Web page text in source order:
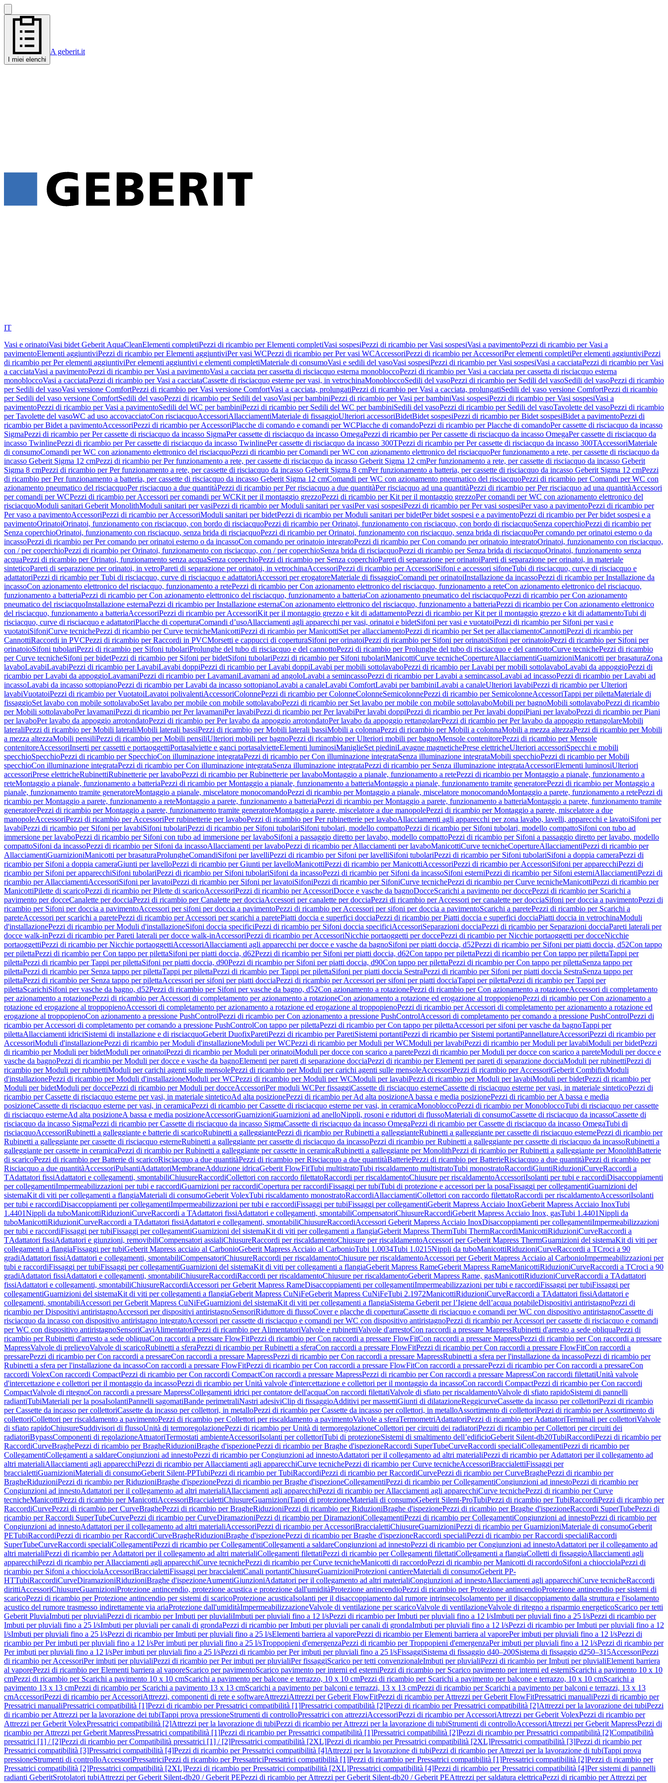
I miei elenchi
A geberit.it
IT
Vasi e orinatoiVasi bidet Geberit AquaCleanElementi completiPezzi di ricambio per Elementi completiVasi sospesiPezzi di ricambio per Vasi sospesiVasi a pavimentoPezzi di ricambio per Vasi a
pavimentoElementi aggiuntiviPezzi di ricambio per Elementi aggiuntiviPer vasi WCPezzi di ricambio per Per vasi WCAccessoriPezzi di ricambio per AccessoriPer elementi completiPer elementi aggiuntiviPezzi
di ricambio per Per elementi aggiuntiviPer elementi aggiuntivi e elementi completiMateriale di consumoVasi e sedili del vasoVasi sospesiPezzi di ricambio per Vasi sospesiVasi a cacciataPezzi di ricambio per Vasi
a cacciataVasi a pavimentoPezzi di ricambio per Vasi a pavimentoVasi a cacciata per cassetta di risciacquo esterna monobloccoPezzi di ricambio per Vasi a cacciata per cassetta di risciacquo esterna
monobloccoVasi a cacciataPezzi di ricambio per Vasi a cacciataCassette di risciacquo esterne per vasi, in vetrochinaMonobloccoSedili del vasoPezzi di ricambio per Sedili del vasoSedili del vasoPezzi di ricambio
per Sedili del vasoVasi versione ComfortPezzi di ricambio per Vasi versione ComfortVasi a cacciata, prolungatiPezzi di ricambio per Vasi a cacciata, prolungatiSedili del vaso versione ComfortPezzi di ricambio
per Sedili del vaso versione ComfortSedili del vasoPezzi di ricambio per Sedili del vasoVasi per bambiniPezzi di ricambio per Vasi per bambiniVasi sospesiPezzi di ricambio per Vasi sospesiVasi a
pavimentoPezzi di ricambio per Vasi a pavimentoSedili del WC per bambiniPezzi di ricambio per Sedili del WC per bambiniSedili del vasoPezzi di ricambio per Sedili del vasoTavolette del vasoPezzi di ricambio
per Tavolette del vasoWC ad uso accovacciatoCon risciacquoAccessoriAllacciamentiMateriale di fissaggioUlteriori accessoriBidetBidet sospesiPezzi di ricambio per Bidet sospesiBidet a pavimentoPezzi di
ricambio per Bidet a pavimentoAccessoriPezzi di ricambio per AccessoriPlacche di comando e comandi per WCPlacche di comandoPezzi di ricambio per Placche di comandoPer cassette di risciacquo da incasso
SigmaPezzi di ricambio per Per cassette di risciacquo da incasso SigmaPer cassette di risciacquo da incasso OmegaPezzi di ricambio per Per cassette di risciacquo da incasso OmegaPer cassette di risciacquo da
incasso TwinlinePezzi di ricambio per Per cassette di risciacquo da incasso TwinlinePer cassette di risciacquo da incasso 300TPezzi di ricambio per Per cassette di risciacquo da incasso 300TAccessoriMateriale
di consumoComandi per WC con azionamento elettronico del risciacquoPezzi di ricambio per Comandi per WC con azionamento elettronico del risciacquoPer funzionamento a rete, per cassette di risciacquo da
incasso Geberit Sigma 12 cmPezzi di ricambio per Per funzionamento a rete, per cassette di risciacquo da incasso Geberit Sigma 12 cmPer funzionamento a rete, per cassette di risciacquo da incasso Geberit
Sigma 8 cmPezzi di ricambio per Per funzionamento a rete, per cassette di risciacquo da incasso Geberit Sigma 8 cmPer funzionamento a batteria, per cassette di risciacquo da incasso Geberit Sigma 12 cmPezzi
di ricambio per Per funzionamento a batteria, per cassette di risciacquo da incasso Geberit Sigma 12 cmComandi per WC con azionamento pneumatico del risciacquoPezzi di ricambio per Comandi per WC con
azionamento pneumatico del risciacquoPer risciacquo a due quantitàPezzi di ricambio per Per risciacquo a due quantitàPer risciacquo ad una quantitàPezzi di ricambio per Per risciacquo ad una quantitàAccessori
per comandi per WCPezzi di ricambio per Accessori per comandi per WCKit per il montaggio grezzoPezzi di ricambio per Kit per il montaggio grezzoPer comandi per WC con azionamento elettronico del
risciacquoModuli sanitari Geberit MonolithModuli sanitari per vasiPezzi di ricambio per Moduli sanitari per vasiPer vasi sospesiPezzi di ricambio per Per vasi sospesiPer vaso a pavimentoPezzi di ricambio per
Per vaso a pavimentoAccessoriPezzi di ricambio per AccessoriModuli sanitari per bidetPezzi di ricambio per Moduli sanitari per bidetPer bidet sospesi e a pavimentoPezzi di ricambio per Per bidet sospesi e a
pavimentoOrinatoiOrinatoi, funzionamento con risciacquo, con bordo di risciacquoPezzi di ricambio per Orinatoi, funzionamento con risciacquo, con bordo di risciacquoSenza coperchioPezzi di ricambio per
Senza coperchioOrinatoi, funzionamento con risciacquo, senza brida di risciacquoPezzi di ricambio per Orinatoi, funzionamento con risciacquo, senza brida di risciacquoPer comando per orinatoi esterno o da
incassoPezzi di ricambio per Per comando per orinatoi esterno o da incassoCon comando per orinatoio integratoPezzi di ricambio per Con comando per orinatoio integratoOrinatoi, funzionamento con risciacquo,
con / per coperchioPezzi di ricambio per Orinatoi, funzionamento con risciacquo, con / per coperchioSenza brida di risciacquoPezzi di ricambio per Senza brida di risciacquoOrinatoi, funzionamento senza
acquaPezzi di ricambio per Orinatoi, funzionamento senza acquaSenza coperchioPezzi di ricambio per Senza coperchioPareti di separazione per orinatoiPareti di separazione per orinatoi, in materiale
sinteticoPareti di separazione per orinatoi, in vetroPareti di separazione per orinatoi, in vetrochinaAccessoriPezzi di ricambio per AccessoriSifoni e accessori sifoneTubi di risciacquo, curve di risciacquo e
adattatoriPezzi di ricambio per Tubi di risciacquo, curve di risciacquo e adattatoriAccessori per erogatoreMateriale di fissaggioComandi per orinatoiInstallazione da incassoPezzi di ricambio per Installazione da
incassoCon azionamento elettronico del risciacquo, funzionamento a retePezzi di ricambio per Con azionamento elettronico del risciacquo, funzionamento a reteCon azionamento elettronico del risciacquo,
funzionamento a batteriaPezzi di ricambio per Con azionamento elettronico del risciacquo, funzionamento a batteriaCon azionamento pneumatico del risciacquoPezzi di ricambio per Con azionamento
pneumatico del risciacquoInstallazione esternaPezzi di ricambio per Installazione esternaCon azionamento elettronico del risciacquo, funzionamento a batteriaPezzi di ricambio per Con azionamento elettronico
del risciacquo, funzionamento a batteriaAccessoriPezzi di ricambio per AccessoriKit per il montaggio grezzo e kit di adattamentoPezzi di ricambio per Kit per il montaggio grezzo e kit di adattamentoTubi di
risciacquo, curve di risciacquo e adattatoriPlacche di coperturaComandi d’usoAllacciamenti agli apparecchi per vasi, orinatoi e bidetSifoni per vasi e vuotatoiPezzi di ricambio per Sifoni per vasi e
vuotatoiSifoniCurve tecnichePezzi di ricambio per Curve tecnicheManicottiPezzi di ricambio per ManicottiSet per allacciamentoPezzi di ricambio per Set per allacciamentoCannottiPezzi di ricambio per
CannottiRaccordi in PVCPezzi di ricambio per Raccordi in PVCMorsetti e cappucci di coperturaSifoni per orinatoiPezzi di ricambio per Sifoni per orinatoiSifoni per orinatoioPezzi di ricambio per Sifoni per
orinatoioSifoni tubolariPezzi di ricambio per Sifoni tubolariProlunghe del tubo di risciacquo e del cannottoPezzi di ricambio per Prolunghe del tubo di risciacquo e del cannottoCurve tecnichePezzi di ricambio
per Curve tecnicheSifoni per bidetPezzi di ricambio per Sifoni per bidetSifoni tubolariPezzi di ricambio per Sifoni tubolariManicottiCurve tecnicheCopertureAllacciamentiGuarnizioniManicotti per brasaturaZona
lavaboLavabiLavabiPezzi di ricambio per LavabiLavabi doppiPezzi di ricambio per Lavabi doppiLavabi per mobili sottolavaboPezzi di ricambio per Lavabi per mobili sottolavaboLavabi da appoggioPezzi di
ricambio per Lavabi da appoggioLavamaniPezzi di ricambio per LavamaniLavamani ad angoloLavabi a semincassoPezzi di ricambio per Lavabi a semincassoLavabi ad incassoPezzi di ricambio per Lavabi ad
incassoLavabi da incasso sottopianoPezzi di ricambio per Lavabi da incasso sottopianoLavabi a canaleLavabi ComfortLavabi per bambiniLavabi a canaleUlteriori lavabiPezzi di ricambio per Ulteriori
lavabiVuotatoiPezzi di ricambio per VuotatoiLavatoi polivalentiAccessoriColonnePezzi di ricambio per ColonneColonneSemicolonnePezzi di ricambio per SemicolonneAccessoriTappi per pilettaMateriale di
fissaggioSet lavabo con mobile sottolavaboSet lavabo per mobile con mobile sottolavaboPezzi di ricambio per Set lavabo per mobile con mobile sottolavaboMobili per bagnoMobili sottolavaboPezzi di ricambio
per Mobili sottolavaboPer lavamaniPezzi di ricambio per Per lavamaniPer lavabiPezzi di ricambio per Per lavabiPer lavabi doppiPezzi di ricambio per Per lavabi doppiPiani per lavaboPezzi di ricambio per Piani
per lavaboPer lavabo da appoggio arrotondatoPezzi di ricambio per Per lavabo da appoggio arrotondatoPer lavabo da appoggio rettangolarePezzi di ricambio per Per lavabo da appoggio rettangolareMobili
lateraliPezzi di ricambio per Mobili lateraliMobili laterali bassiPezzi di ricambio per Mobili laterali bassiMobili a colonnaPezzi di ricambio per Mobili a colonnaMobili a mezza altezzaPezzi di ricambio per Mobili
a mezza altezzaMobili pensiliPezzi di ricambio per Mobili pensiliUlteriori mobili per bagnoPezzi di ricambio per Ulteriori mobili per bagnoMensole contenitorePezzi di ricambio per Mensole
contenitoreAccessoriInserti per cassetti e portaoggettiPortasalviette e ganci portasalvietteElementi luminosiManiglieSet piediniLavagne magnetichePrese elettricheUlteriori accessoriSpecchi e mobili
specchioSpecchioPezzi di ricambio per SpecchioCon illuminazione integrataPezzi di ricambio per Con illuminazione integrataSenza illuminazione integrataMobili specchioPezzi di ricambio per Mobili
specchioCon illuminazione integrataPezzi di ricambio per Con illuminazione integrataSenza illuminazione integrataPezzi di ricambio per Senza illuminazione integrataAccessoriElementi luminosiUlteriori
accessoriPrese elettricheRubinettiRubinetterie per lavaboPezzi di ricambio per Rubinetterie per lavaboMontaggio a pianale, funzionamento a retePezzi di ricambio per Montaggio a pianale, funzionamento a
reteMontaggio a pianale, funzionamento a batteriaPezzi di ricambio per Montaggio a pianale, funzionamento a batteriaMontaggio a pianale, funzionamento tramite generatorePezzi di ricambio per Montaggio a
pianale, funzionamento tramite generatoreMontaggio a pianale, miscelatore monocomandoPezzi di ricambio per Montaggio a pianale, miscelatore monocomandoMontaggio a parete, funzionamento a retePezzi di
ricambio per Montaggio a parete, funzionamento a reteMontaggio a parete, funzionamento a batteriaPezzi di ricambio per Montaggio a parete, funzionamento a batteriaMontaggio a parete, funzionamento tramite
generatorePezzi di ricambio per Montaggio a parete, funzionamento tramite generatoreMontaggio a parete, miscelatore a due manopolePezzi di ricambio per Montaggio a parete, miscelatore a due
manopoleAccessoriPezzi di ricambio per AccessoriPer rubinetterie per lavaboPezzi di ricambio per Per rubinetterie per lavaboAllacciamenti agli apparecchi per zona lavabo, lavelli, apparecchi e lavatoiSifoni per
lavabiPezzi di ricambio per Sifoni per lavabiSifoni tubolariPezzi di ricambio per Sifoni tubolariSifoni tubolari, modello compattoPezzi di ricambio per Sifoni tubolari, modello compattoSifoni con tubo ad
immersione per lavaboPezzi di ricambio per Sifoni con tubo ad immersione per lavaboSifoni a passaggio diretto per lavabo, modello compattoPezzi di ricambio per Sifoni a passaggio diretto per lavabo, modello
compattoSifoni da incassoPezzi di ricambio per Sifoni da incassoAllacciamenti per lavaboPezzi di ricambio per Allacciamenti per lavaboManicottiCurve tecnicheCopertureAllacciamentiPezzi di ricambio per
AllacciamentiGuarnizioniManicotti per brasaturaProlungheComandiSifoni per lavelliPezzi di ricambio per Sifoni per lavelliSifoni tubolariPezzi di ricambio per Sifoni tubolariSifoni a doppia cameraPezzi di
ricambio per Sifoni a doppia cameraGiunti per lavelloPezzi di ricambio per Giunti per lavelloManicottiPezzi di ricambio per ManicottiAccessoriPezzi di ricambio per AccessoriSifoni per apparecchiPezzi di
ricambio per Sifoni per apparecchiSifoni tubolariPezzi di ricambio per Sifoni tubolariSifoni da incassoPezzi di ricambio per Sifoni da incassoSifoni esterniPezzi di ricambio per Sifoni esterniAllacciamentiPezzi di
ricambio per AllacciamentiAccessoriSifoni per lavatoiPezzi di ricambio per Sifoni per lavatoiSifoniPezzi di ricambio per SifoniCurve tecnichePezzi di ricambio per Curve tecnicheManicottiPezzi di ricambio per
ManicottiPilette di scaricoPezzi di ricambio per Pilette di scaricoAccessoriPezzi di ricambio per AccessoriDocce e vasche da bagnoDocceScarichi a pavimento per doccePezzi di ricambio per Scarichi a
pavimento per docceCanalette per docciaPezzi di ricambio per Canalette per docciaAccessori per canalette per docciaPezzi di ricambio per Accessori per canalette per docciaSifoni per doccia a pavimentoPezzi di
ricambio per Sifoni per doccia a pavimentoAccessori per sifoni per doccia a pavimentoPezzi di ricambio per Accessori per sifoni per doccia a pavimentoScarichi a paretePezzi di ricambio per Scarichi a
pareteAccessori per scarichi a paretePezzi di ricambio per Accessori per scarichi a paretePiatti doccia e superfici docciaPezzi di ricambio per Piatti doccia e superfici docciaPiatti doccia in vetrochinaModuli
d'installazionePezzi di ricambio per Moduli d'installazioneSifoni doccia specificiPezzi di ricambio per Sifoni doccia specificiAccessoriSeparazioni docciaPezzi di ricambio per Separazioni docciaPareti laterali per
docce walk-inPezzi di ricambio per Pareti laterali per docce walk-inAccessoriPezzi di ricambio per AccessoriNicchie portaoggetti per doccePezzi di ricambio per Nicchie portaoggetti per docceNicchie
portaoggettiPezzi di ricambio per Nicchie portaoggettiAccessoriAllacciamenti agli apparecchi per docce e vasche da bagnoSifoni per piatti doccia, d52Pezzi di ricambio per Sifoni per piatti doccia, d52Con tappo
per pilettaPezzi di ricambio per Con tappo per pilettaSifoni per piatti doccia, d62Pezzi di ricambio per Sifoni per piatti doccia, d62Con tappo per pilettaPezzi di ricambio per Con tappo per pilettaTappi per
pilettaPezzi di ricambio per Tappi per pilettaSifoni per piatti doccia, d90Pezzi di ricambio per Sifoni per piatti doccia, d90Con tappo per pilettaPezzi di ricambio per Con tappo per pilettaSenza tappo per
pilettaPezzi di ricambio per Senza tappo per pilettaTappi per pilettaPezzi di ricambio per Tappi per pilettaSifoni per piatti doccia SestraPezzi di ricambio per Sifoni per piatti doccia SestraSenza tappo per
pilettaPezzi di ricambio per Senza tappo per pilettaAccessori per sifoni per piatti docciaPezzi di ricambio per Accessori per sifoni per piatti docciaTappi per pilettaPezzi di ricambio per Tappi per
pilettaScarichiSifoni per vasche da bagno, d52Pezzi di ricambio per Sifoni per vasche da bagno, d52Con azionamento a rotazionePezzi di ricambio per Con azionamento a rotazioneAccessori di completamento
per azionamento a rotazionePezzi di ricambio per Accessori di completamento per azionamento a rotazioneCon azionamento a rotazione ed erogazione al troppopienoPezzi di ricambio per Con azionamento a
rotazione ed erogazione al troppopienoAccessori di completamento per azionamento a rotazione ed erogazione al troppopienoPezzi di ricambio per Accessori di completamento per azionamento a rotazione ed
erogazione al troppopienoCon azionamento a pressione PushControlPezzi di ricambio per Con azionamento a pressione PushControlAccessori di completamento per comando a pressione PushControlPezzi di
ricambio per Accessori di completamento per comando a pressione PushControlCon tappo per pilettaPezzi di ricambio per Con tappo per pilettaAccessori per sifoni per vasche da bagnoTappi per
pilettaAllacciamenti idriciSistemi di installazione e di risciacquoGeberit DuofixParetiPezzi di ricambio per ParetiSistemi portantiPezzi di ricambio per Sistemi portantiPannellatureAccessoriPezzi di ricambio per
AccessoriModuli d'installazionePezzi di ricambio per Moduli d'installazioneModuli per WCPezzi di ricambio per Moduli per WCModuli per lavabiPezzi di ricambio per Moduli per lavabiModuli per bidetPezzi
di ricambio per Moduli per bidetModuli per orinatoiPezzi di ricambio per Moduli per orinatoiModuli per docce con scarico a paretePezzi di ricambio per Moduli per docce con scarico a pareteModuli per docce e
vasche da bagnoPezzi di ricambio per Moduli per docce e vasche da bagnoElementi per pareti di separazione docciaPezzi di ricambio per Elementi per pareti di separazione docciaModuli per rubinettiPezzi di
ricambio per Moduli per rubinettiModuli per carichi agenti sulle mensolePezzi di ricambio per Moduli per carichi agenti sulle mensoleAccessoriPezzi di ricambio per AccessoriGeberit CombifixModuli
d'installazionePezzi di ricambio per Moduli d'installazioneModuli per WCPezzi di ricambio per Moduli per WCModuli per lavabiPezzi di ricambio per Moduli per lavabiModuli per bidetPezzi di ricambio per
Moduli per bidetModuli per doccePezzi di ricambio per Moduli per docceAccessoriPer moduli WCPer fissaggiCassette di risciacquo esterneCassette di risciacquo esterne per vasi, in materiale sinteticoPezzi di
ricambio per Cassette di risciacquo esterne per vasi, in materiale sinteticoAd alta posizionePezzi di ricambio per Ad alta posizioneA bassa e media posizionePezzi di ricambio per A bassa e media
posizioneCassette di risciacquo esterne per vasi, in ceramicaPezzi di ricambio per Cassette di risciacquo esterne per vasi, in ceramicaMonobloccoPezzi di ricambio per MonobloccoTubi di risciacquo per cassette
di risciacquo esterneAd alta posizioneA bassa e media posizioneAccessoriGuarnizioniGuarnizioni ad anelloNippli, rosoni e riduttori di flussoMateriali di consumoCassette di risciacquo da incassoCassette di
risciacquo da incasso SigmaPezzi di ricambio per Cassette di risciacquo da incasso SigmaCassette di risciacquo da incasso OmegaPezzi di ricambio per Cassette di risciacquo da incasso OmegaTubi di
risciacquoAccessoriRubinetti a galleggiante e batterie di scaricoRubinetti a galleggiantePezzi di ricambio per Rubinetti a galleggianteRubinetti a galleggiante per cassette di risciacquo esternePezzi di ricambio per
Rubinetti a galleggiante per cassette di risciacquo esterneRubinetti a galleggiante per cassette di risciacquo da incassoPezzi di ricambio per Rubinetti a galleggiante per cassette di risciacquo da incassoRubinetti a
galleggiante per cassette in ceramicaPezzi di ricambio per Rubinetti a galleggiante per cassette in ceramicaRubinetti a galleggiante per MonolithPezzi di ricambio per Rubinetti a galleggiante per MonolithBatterie
di scaricoPezzi di ricambio per Batterie di scaricoRisciacquo a due quantitàPezzi di ricambio per Risciacquo a due quantitàBatteriePezzi di ricambio per BatterieRisciacquo a due quantitàPezzi di ricambio per
Risciacquo a due quantitàAccessoriPulsantiAdattatoriMembraneAdduzione idricaGeberit FlowFitTubi multistratoTubi riscaldamento multistratoTubi monostratoRaccordiGiuntiRiduzioniCurveRaccordi a
TAdattatori fissiAdattatori e collegamenti, smontabiliChiusureRaccordiCollettori con raccordo filettatoRaccordi per riscaldamentoChiusure per riscaldamentoAccessoriIsolanti per tubi e raccordiDisaccoppiamenti
per collegamentiImpermeabilizzazioni per tubi e raccordiGuarnizioni per raccordiCopertura per raccordiFissaggi per tubiTubi di protezione e accessori per la posaFissaggi per collegamentiGuarnizioni del
sistemaKit di viti per collegamenti a flangiaMateriali di consumoGeberit VolexTubi riscaldamento monostratoRaccordiAllacciamentiCollettori con raccordo filettatoRaccordi per riscaldamentoAccessoriIsolanti
per tubi e raccordiDisaccoppiamenti per collegamentiImpermeabilizzazioni per tubi e raccordiFissaggi per tubiFissaggi per collegamentiGeberit Mapress Acciaio InoxGeberit Mapress Acciaio InoxTubi
1.4401Nippli da tuboManicottiRiduzioniCurveRaccordi a TAdattatori fissiAdattatori e collegamenti, smontabiliCompensatoriChiusureRaccordiGeberit Mapress Acciaio Inox, gasTubi 1.4401Nippli da
tuboManicottiRiduzioniCurveRaccordi a TAdattatori fissiAdattatori e collegamenti, smontabiliChiusureRaccordiAccessori Geberit Mapress Acciaio InoxDisaccoppiamenti per collegamentiImpermeabilizzazioni
per tubi e raccordiFissaggi per tubiFissaggi per collegamentiGuarnizioni del sistemaKit di viti per collegamenti a flangiaGeberit Mapress ThermTubi ThermRaccordiManicottiRiduzioniCurveRaccordi a
TAdattatori fissiAdattatori e giunzioni, removibiliCompensatori assialiChiusureRaccordi per riscaldamentoChiusure per riscaldamentoAccessori per Geberit Mapress ThermGuarnizioni del sistemaKit di viti per
collegamenti a flangiaFissaggi per tubiGeberit Mapress acciaio al CarbonioGeberit Mapress Acciaio al CarbonioTubi 1.0034Tubi 1.0215Nippli da tuboManicottiRiduzioniCurveRaccordi a TCroci a 90
gradiAdattatori fissiAdattatori e collegamenti, smontabiliCompensatoriChiusureRaccordi per riscaldamentoChiusure per riscaldamentoAccessori per Geberit Mapress Acciaio al CarbonioImpermeabilizzazioni per
tubi e raccordiFissaggi per tubiFissaggi per collegamentiGuarnizioni del sistemaKit di viti per collegamenti a flangiaGeberit Mapress RameGeberit Mapress RameManicottiRiduzioniCurveRaccordi a TCroci a 90
gradiAdattatori fissiAdattatori e collegamenti, smontabiliChiusureRaccordiRaccordi per riscaldamentoChiusure per riscaldamentoGeberit Mapress Rame, gasManicottiRiduzioniCurveRaccordi a TAdattatori
fissiAdattatori e collegamenti, smontabiliChiusureRaccordiAccessori per Geberit Mapress RameDisaccoppiamenti per collegamentiImpermeabilizzazioni per tubi e raccordiFissaggi per tubiFissaggi per
collegamentiGuarnizioni del sistemaKit di viti per collegamenti a flangiaGeberit Mapress CuNiFeGeberit Mapress CuNiFeTubi 2.1972ManicottiRiduzioniCurveRaccordi a TAdattatori fissiAdattatori e
collegamenti, smontabiliAccessori per Geberit Mapress CuNiFeGuarnizioni del sistemaKit di viti per collegamenti a flangiaSistema Geberit per l’Igiene dell’acqua potabileDispositivi antiristagnoPezzi di
ricambio per Dispositivi antiristagnoAccessori per dispositivi antiristagnoSensoriRiduttore di flussoCover e placche di coperturaCassette di risciacquo e comandi per WC con dispositivo antiristagnoCassette di
risciacquo da incasso con dispositivo antiristagno integratoAccessori per cassette di risciacquo e comandi per WC con dispositivo antiristagnoPezzi di ricambio per Accessori per cassette di risciacquo e comandi
per WC con dispositivo antiristagnoSensoriCaviAlimentatoriPezzi di ricambio per AlimentatoriValvole e rubinettiValvole d'arrestoCon raccordi a pressare MapressRubinetti d'arresto a sede obliquaPezzi di
ricambio per Rubinetti d'arresto a sede obliquaCon raccordi a pressare FlowFitPezzi di ricambio per Con raccordi a pressare FlowFitCon raccordi a pressare MapressPezzi di ricambio per Con raccordi a pressare
MapressValvole di prelievoValvole di scaricoRubinetti a sferaPezzi di ricambio per Rubinetti a sferaCon raccordi a pressare FlowFitPezzi di ricambio per Con raccordi a pressare FlowFitCon raccordi a
pressarePezzi di ricambio per Con raccordi a pressareCon raccordi a pressare MapressPezzi di ricambio per Con raccordi a pressare MapressRubinetti a sfera per l'installazione da incassoPezzi di ricambio per
Rubinetti a sfera per l'installazione da incassoCon raccordi a pressare FlowFitPezzi di ricambio per Con raccordi a pressare FlowFitCon raccordi a pressarePezzi di ricambio per Con raccordi a pressareCon
raccordi VolexCon raccordi CompactPezzi di ricambio per Con raccordi CompactCon raccordi a pressare MapressPezzi di ricambio per Con raccordi a pressare MapressCon raccordi filettatiUnità valvole
d'intercettazione e collettori per il montaggio da incassoPezzi di ricambio per Unità valvole d'intercettazione e collettori per il montaggio da incassoCon raccordi CompactPezzi di ricambio per Con raccordi
CompactValvole di ritegnoCon raccordi a pressare MapressCollegamenti idrici per contatore dell'acquaCon raccordi filettatiValvole di sfiato per riscaldamentoValvole di sfiato rapidoSistemi di pannelli
radiantiTubiMateriali per la posaIsolantiPannelli sagomatiBande perimetraliNastri adesiviClip di fissaggioAdditivi per massettiGiunti di dilatazioneReggicurveCassette da incasso per collettoriPezzi di ricambio
per Cassette da incasso per collettoriCassette da incasso per collettori, in metalloPezzi di ricambio per Cassette da incasso per collettori, in metalloAssortimento di collettoriPezzi di ricambio per Assortimento di
collettoriCollettori per riscaldamento a pavimentoPezzi di ricambio per Collettori per riscaldamento a pavimentoValvole a sferaTermometriAdattatoriPezzi di ricambio per AdattatoriTerminali per collettoriValvole
di sfiato rapidoChiusureSuddivisori di flussoUnità di termoregolazionePezzi di ricambio per Unità di termoregolazioneCollettori per circuiti dei radiatoriPezzi di ricambio per Collettori per circuiti dei
radiatoriBypassComponenti di regolazioneAttuatoriTermostati ambienteAccessoriIsolanti per collettoriTubi di protezioneSistemi di smaltimento dell’edificioGeberit Silent-db20TubiRaccordiPezzi di ricambio per
RaccordiCurveBraghePezzi di ricambio per BragheRiduzioniBraghe d'ispezionePezzi di ricambio per Braghe d'ispezioneRaccordi SuperTubeCurveRaccordi specialiCollegamentiPezzi di ricambio per
CollegamentiCollegamenti a saldareCongiunzioni ad innestoPezzi di ricambio per Congiunzioni ad innestoAdattatori per il collegamento ad altri materialiPezzi di ricambio per Adattatori per il collegamento ad
altri materialiAllacciamenti agli apparecchiPezzi di ricambio per Allacciamenti agli apparecchiCurve tecnichePezzi di ricambio per Curve tecnicheAccessoriBraccialettiFissaggi per
braccialettiGuarnizioniMateriali di consumoGeberit Silent-PPTubiPezzi di ricambio per TubiRaccordiPezzi di ricambio per RaccordiCurvePezzi di ricambio per CurveBraghePezzi di ricambio per
BragheRiduzioniPezzi di ricambio per RiduzioniBraghe d'ispezionePezzi di ricambio per Braghe d'ispezioneCollegamentiPezzi di ricambio per CollegamentiCongiunzioni ad innestoPezzi di ricambio per
Congiunzioni ad innestoAdattatori per il collegamento ad altri materialiAllacciamenti agli apparecchiPezzi di ricambio per Allacciamenti agli apparecchiCurve tecnichePezzi di ricambio per Curve
tecnicheManicottiPezzi di ricambio per ManicottiAccessoriBraccialettiChiusureGuarnizioniTappi di protezioneMateriali di consumoGeberit Silent-ProTubiPezzi di ricambio per TubiRaccordiPezzi di ricambio per
RaccordiCurvePezzi di ricambio per CurveBraghePezzi di ricambio per BragheRiduzioniPezzi di ricambio per RiduzioniBraghe d'ispezionePezzi di ricambio per Braghe d'ispezioneRaccordi SuperTubePezzi di
ricambio per Raccordi SuperTubeCurvePezzi di ricambio per CurveDiramazioniPezzi di ricambio per DiramazioniCollegamentiPezzi di ricambio per CollegamentiCongiunzioni ad innestoPezzi di ricambio per
Congiunzioni ad innestoAdattatori per il collegamento ad altri materialiAccessoriPezzi di ricambio per AccessoriBraccialettiChiusureGuarnizioniPezzi di ricambio per GuarnizioniMateriale di consumoGeberit
PETubiRaccordiPezzi di ricambio per RaccordiCurveBragheRiduzioniBraghe d'ispezionePezzi di ricambio per Braghe d'ispezioneRaccordi specialiPezzi di ricambio per Raccordi specialiRaccordi
SuperTubeCurveRaccordi specialiCollegamentiPezzi di ricambio per CollegamentiCollegamenti a saldareCongiunzioni ad innestoPezzi di ricambio per Congiunzioni ad innestoAdattatori per il collegamento ad
altri materialiPezzi di ricambio per Adattatori per il collegamento ad altri materialiCollegamenti filettatiPezzi di ricambio per Collegamenti filettatiCollegamenti a flangiaColletti di fissaggioAllacciamenti agli
apparecchiPezzi di ricambio per Allacciamenti agli apparecchiCurve tecnichePezzi di ricambio per Curve tecnicheManicotti di raccordoPezzi di ricambio per Manicotti di raccordoSifoni a chiocciolaPezzi di
ricambio per Sifoni a chiocciolaAccessoriBraccialettiFissaggi per braccialettiCanali portantiChiusureGuarnizioniProtezioni cantiereMateriali di consumoGeberit PP-
HTTubiRaccordiCurveDiramazioniRiduzioniBraghe d'ispezioneAumentiGiunzioniAdattatori per il collegamento ad altri materialiCongiunzioni ad innestoAllacciamenti agli apparecchiCurve tecnicheRaccordi
dirittiAccessoriChiusureGuarnizioniProtezione antincendio, protezione acustica e protezione dall'umiditàProtezione antincendioPezzi di ricambio per Protezione antincendioProtezione antincendio per sistemi di
scaricoPezzi di ricambio per Protezione antincendio per sistemi di scaricoProtezione acusticaIsolanti per il disaccoppiamento dal rumore intrinsecoIsolamento per il disaccoppiamento dalla struttura e l'isolamento
acustico del rumore trasmesso indirettamente via ariaProtezione dall'umiditàImpermeabilizzazioneValvole di ventilazione per scaricoValvole di ventilazioneValvole di ritegno a risparmio energeticoScarico per tetti
Geberit PluviaImbuti per pluvialiPezzi di ricambio per Imbuti per pluvialiImbuti per pluviali fino a 12 l/sPezzi di ricambio per Imbuti per pluviali fino a 12 l/sImbuti per pluviali fino a 25 l/sPezzi di ricambio per
Imbuti per pluviali fino a 25 l/sImbuti per pluviali per canali di grondaPezzi di ricambio per Imbuti per pluviali per canali di grondaImbuti per pluviali fino a 12 l/sPezzi di ricambio per Imbuti per pluviali fino a 12
l/sImbuti per pluviali fino a 25 l/sPezzi di ricambio per Imbuti per pluviali fino a 25 l/sElementi barriera al vaporePezzi di ricambio per Elementi barriera al vaporePer imbuti per pluviali fino a 12 l/sPezzi di
ricambio per Per imbuti per pluviali fino a 12 l/sPer imbuti per pluviali fino a 25 l/sTroppopieni d'emergenzaPezzi di ricambio per Troppopieni d'emergenzaPer imbuti per pluviali fino a 12 l/sPezzi di ricambio per
Per imbuti per pluviali fino a 12 l/sPer imbuti per pluviali fino a 25 l/sPezzi di ricambio per Per imbuti per pluviali fino a 25 l/sFissaggiSistema di fissaggio d40–200Sistema di fissaggio d250–315AccessoriPezzi
di ricambio per AccessoriPer imbuti per pluvialiPezzi di ricambio per Per imbuti per pluvialiPer fissaggiScarico per tetti convenzionaleImbuti per pluvialiPezzi di ricambio per Imbuti per pluvialiElementi barriera
al vaporePezzi di ricambio per Elementi barriera al vaporeScarico per pavimentoScarico pavimento per interni ed esterniPezzi di ricambio per Scarico pavimento per interni ed esterniScarichi a pavimento 10 x 10
cmPezzi di ricambio per Scarichi a pavimento 10 x 10 cmScarichi a pavimento per balcone e terrazzo, 10 x 10 cmPezzi di ricambio per Scarichi a pavimento per balcone e terrazzo, 10 x 10 cmScarichi a
pavimento 13 x 13 cmPezzi di ricambio per Scarichi a pavimento 13 x 13 cmScarichi a pavimento per balconi e terrazzi, 13 x 13 cmPezzi di ricambio per Scarichi a pavimento per balconi e terrazzi, 13 x 13
cmAccessoriPezzi di ricambio per AccessoriAttrezzi, componenti di rete e softwareAttrezziAttrezzi per Geberit FlowFitPezzi di ricambio per Attrezzi per Geberit FlowFitPressatrici manualiPezzi di ricambio per
Pressatrici manualiPressatrici compatibilità [1]Pezzi di ricambio per Pressatrici compatibilità [1]Pressatrici compatibilità [2]Pezzi di ricambio per Pressatrici compatibilità [2]Attrezzi per la lavorazione dei tubiPezzi
di ricambio per Attrezzi per la lavorazione dei tubiTappi prova pressioneStrumenti di controlloPressatrici con attrezziAccessoriPezzi di ricambio per AccessoriAttrezzi per Geberit VolexPezzi di ricambio per
Attrezzi per Geberit VolexPressatrici compatibilità [2]Attrezzi per la lavorazione di tubiPezzi di ricambio per Attrezzi per la lavorazione di tubiStrumenti di controlloAccessoriAttrezzi per Geberit MapressPezzi di
ricambio per Attrezzi per Geberit MapressPressatrici compatibilità [1]Pezzi di ricambio per Pressatrici compatibilità [1]Pressatrici compatibilità [2]Pezzi di ricambio per Pressatrici compatibilità [2]Compatibilità
pressatrici [1] / [2]Pezzi di ricambio per Compatibilità pressatrici [1] / [2]Pressatrici compatibilità [2XL]Pezzi di ricambio per Pressatrici compatibilità [2XL]Pressatrici compatibilità [3]Pezzi di ricambio per
Pressatrici compatibilità [3]Pressatrici compatibilità [4]Pezzi di ricambio per Pressatrici compatibilità [4]Attrezzi per la lavorazione di tubiPezzi di ricambio per Attrezzi per la lavorazione di tubiTappi prova
pressioneStrumenti di controlloAccessoriPressatriciPezzi di ricambio per PressatriciPressatrici compatibilità [1]Pezzi di ricambio per Pressatrici compatibilità [1]Pressatrici compatibilità [2]Pezzi di ricambio per
Pressatrici compatibilità [2]Pressatrici compatibilità [2XL]Pezzi di ricambio per Pressatrici compatibilità [2XL]Pressatrici compatibilità [4]Pezzi di ricambio per Pressatrici compatibilità [4]Per sistemi di pannelli
radianti GeberitSrotolatori tubiAttrezzi per Geberit Silent-db20 / Geberit PEPezzi di ricambio per Attrezzi per Geberit Silent-db20 / Geberit PEAttrezzi per saldatura elettricaPezzi di ricambio per Attrezzi per